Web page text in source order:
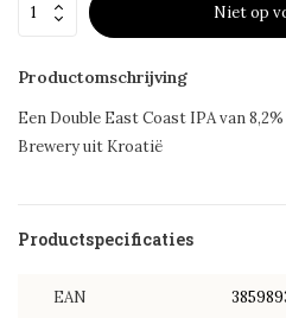
Niet op
Productomschrijving
Een Double East Coast IPA van
Brewery uit Kroatië
Productspecificaties
EAN